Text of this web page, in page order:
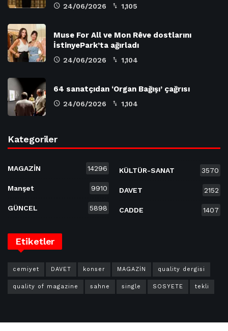
24/06/2026 1,105
Muse For All ve Mon Rêve dostlarını
İstinyePark’ta ağırladı
24/06/2026 1,104
64 sanatçıdan ‘Organ Bağışı’ çağrısı
24/06/2026 1,104
Kategoriler
MAGAZİN 14296
Manşet 9910
GÜNCEL 5898
KÜLTÜR-SANAT 3570
DAVET 2152
CADDE 1407
Etiketler
cemiyet DAVET konser MAGAZİN quality dergisi
quality of magazine sahne single SOSYETE tekli